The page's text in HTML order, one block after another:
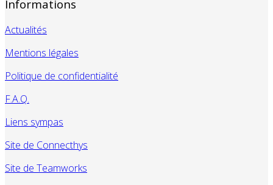
Informations
Actualités
Mentions légales
Politique de confidentialité
F.A.Q.
Liens sympas
Site de Connecthys
Site de Teamworks